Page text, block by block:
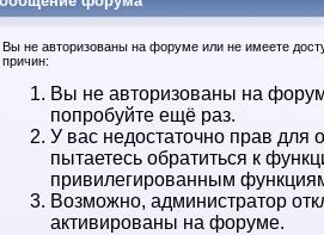
Вы не авторизованы на форуме или не имеете
причин:
Вы не авторизованы на
попробуйте ещё раз.
У вас недостаточно прав
пытаетесь обратиться к
привилегированным
Возможно, администратор
активированы на форуме.